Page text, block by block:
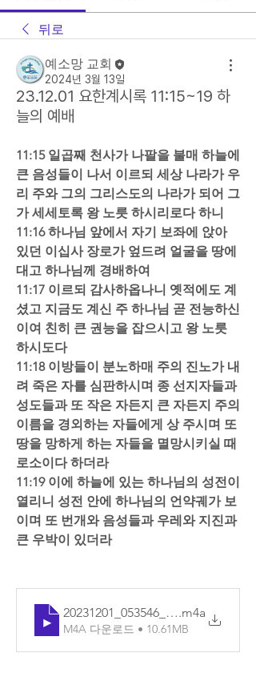
뒤로
예소망 교회
2024년 3월 13일
23.12.01 요한계시록 11:15~19 하
늘의 예배
11:15 일곱째 천사가 나팔을 불매 하늘에
큰 음성들이 나서 이르되 세상 나라가 우
리 주와 그의 그리스도의 나라가 되어 그
가 세세토록 왕 노릇 하시리로다 하니
11:16 하나님 앞에서 자기 보좌에 앉아
있던 이십사 장로가 엎드려 얼굴을 땅에
대고 하나님께 경배하여
11:17 이르되 감사하옵나니 옛적에도 계
셨고 지금도 계신 주 하나님 곧 전능하신
이여 친히 큰 권능을 잡으시고 왕 노릇
하시도다
11:18 이방들이 분노하매 주의 진노가 내
려 죽은 자를 심판하시며 종 선지자들과
성도들과 또 작은 자든지 큰 자든지 주의
이름을 경외하는 자들에게 상 주시며 또
땅을 망하게 하는 자들을 멸망시키실 때
로소이다 하더라
11:19 이에 하늘에 있는 하나님의 성전이
열리니 성전 안에 하나님의 언약궤가 보
이며 또 번개와 음성들과 우레와 지진과
큰 우박이 있더라
20231201_053546_기본.m4a
M4A 다운로드 • 10.61MB